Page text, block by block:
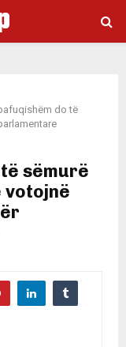
do të
sëmurë
votojnë